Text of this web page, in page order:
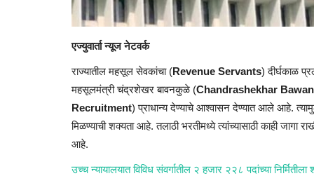
एज्युवार्तान्यूज नेटवर्क
राज्यातील महसूल सेवकांचा (Revenue Servants)दीर्घकाळ
महसूलमंत्री चंद्रशेखरबावनकुळे (Chandrashekhar
Recruitment)प्राधान्य देण्याचे आश्वासन देण्यात आले आहे.
मिळण्याची शक्यता आहे. तलाठी भरतीमध्ये त्यांच्यासाठी काही जागा
आहे.
उच्च न्यायालयात विविध संवर्गातील २ हजार २२८ पदांच्या